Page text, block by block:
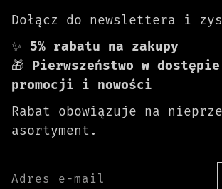
Dołącz do newslettera i
✨ 5% rabatu na zakupy
🎁 Pierwszeństwo w
promocji i nowości
Rabat obowiązuje na
asortyment.
Adres e-mail